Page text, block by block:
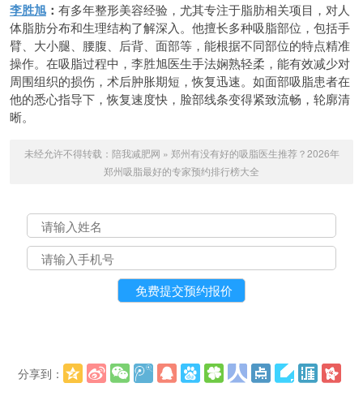
李胜旭 ： 有多年整形美容经验，尤其专注于脂肪相关项目，对人
体脂肪分布和生理结构了解深入。他擅长多种吸脂部位，包括手
臂、大小腿、腰腹、后背、面部等，能根据不同部位的特点精准
操作。在吸脂过程中，李胜旭医生手法娴熟轻柔，能有效减少对
周围组织的损伤，术后肿胀期短，恢复迅速。如面部吸脂患者在
他的悉心指导下，恢复速度快，脸部线条变得紧致流畅，轮廓清
晰。
未经允许不得转载： 陪我减肥网 » 郑州有没有好的吸脂医生推荐？2026年
郑州吸脂最好的专家预约排行榜大全
分享到：